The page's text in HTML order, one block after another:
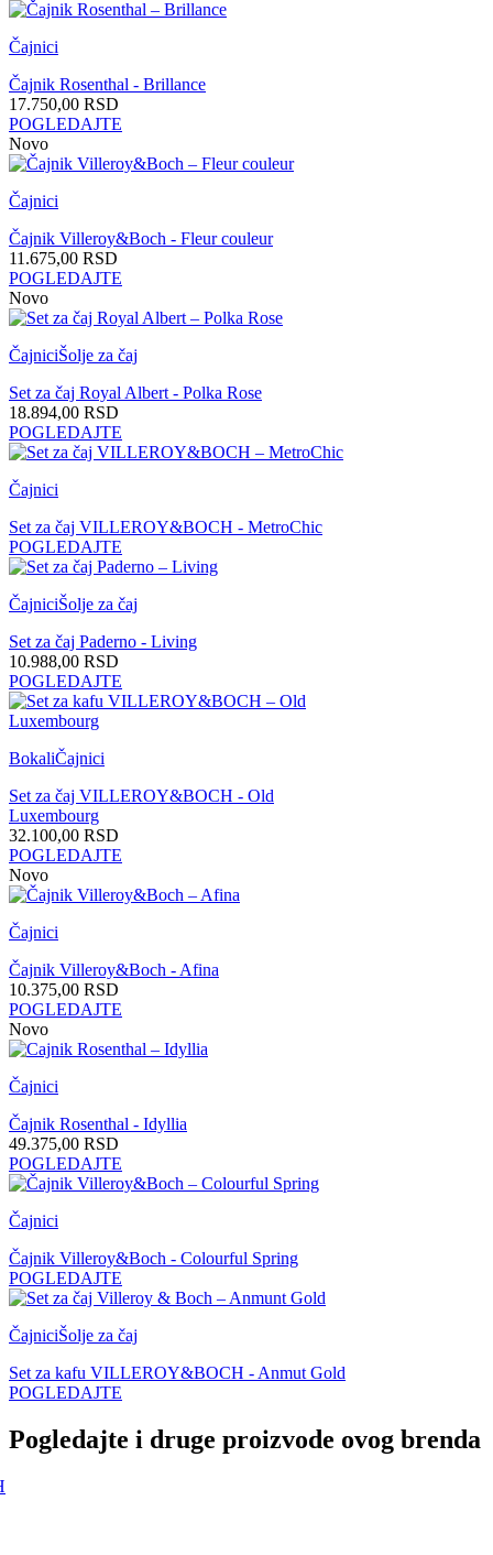
Čajnici
Čajnik Rosenthal - Brillance
17.750,00 RSD
POGLEDAJTE
Novo
Čajnici
Čajnik Villeroy&Boch - Fleur couleur
11.675,00 RSD
POGLEDAJTE
Novo
ČajniciŠolje za čaj
Set za čaj Royal Albert - Polka Rose
18.894,00 RSD
POGLEDAJTE
Čajnici
Set za čaj VILLEROY&BOCH - MetroChic
POGLEDAJTE
ČajniciŠolje za čaj
Set za čaj Paderno - Living
10.988,00 RSD
POGLEDAJTE
BokaliČajnici
Set za čaj VILLEROY&BOCH - Old
Luxembourg
32.100,00 RSD
POGLEDAJTE
Novo
Čajnici
Čajnik Villeroy&Boch - Afina
10.375,00 RSD
POGLEDAJTE
Novo
Čajnici
Čajnik Rosenthal - Idyllia
49.375,00 RSD
POGLEDAJTE
Čajnici
Čajnik Villeroy&Boch - Colourful Spring
POGLEDAJTE
ČajniciŠolje za čaj
Set za kafu VILLEROY&BOCH - Anmut Gold
POGLEDAJTE
Pogledajte i druge proizvode ovog brenda